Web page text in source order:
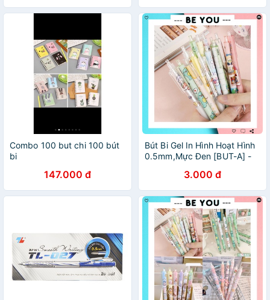
Combo 100 but chi 100 bút
bi
147.000 đ
Bút Bi Gel In Hình Hoạt Hình
0.5mm,Mực Đen [BUT-A] -
3.000 đ